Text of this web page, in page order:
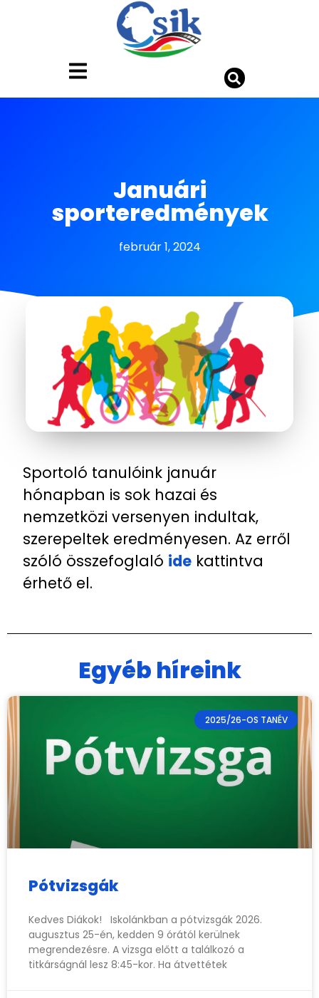
Januári
sporteredmények
február 1, 2024
Sportoló tanulóink január
hónapban is sok hazai és
nemzetközi versenyen indultak,
szerepeltek eredményesen. Az erről
szóló összefoglaló ide kattintva
érhető el.
Egyéb híreink
2025/26-OS TANÉV
Pótvizsgák
Kedves Diákok! Iskolánkban a pótvizsgák 2026.
augusztus 25-én, kedden 9 órától kerülnek
megrendezésre. A vizsga előtt a találkozó a
titkárságnál lesz 8:45-kor. Ha átvettétek